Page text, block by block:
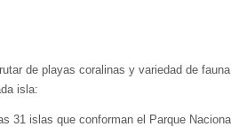
de playas coralinas y variedad de
isla:
islas que conforman el Parque